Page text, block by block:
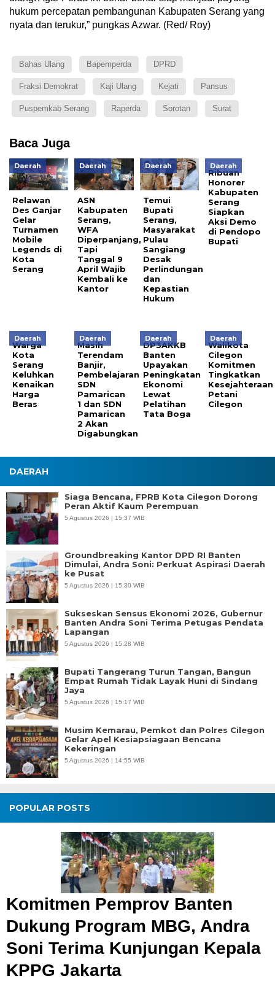
hukum percepatan pembangunan Kabupaten Serang yang
nyata dan terukur,” pungkas Azwar. (Red/ Roy)
Bahas Ulang Bapemperda DPRD
Fraksi Demokrat Kaji Ulang Kejati Pansus
Puspemkab Serang Raperda Sorotan Surat
Baca Juga
Daerah
Relawan
Des Ganjar
Gelar
Turnamen
Mobile
Legends di
Kota
Serang
Daerah
ASN
Kabupaten
Serang,
WFA
Diperpanjang,
Tapi
Tanggal 9
April Wajib
Kembali ke
Kantor
Daerah
Temui
Bupati
Serang,
Masyarakat
Pulau
Sangiang
Desak
Perlindungan
dan
Kepastian
Hukum
Daerah
Ribuan
Honorer
Kabupaten
Serang
Siapkan
Aksi Demo
di Pendopo
Bupati
Daerah
Warga
Kota
Serang
Keluhkan
Kenaikan
Harga
Beras
Daerah
Masih
Terendam
Banjir,
Pembelajaran
SDN
Pamarican
1 dan SDN
Pamarican
2 Akan
Digabungkan
Daerah
DP3AKKB
Banten
Upayakan
Peningkatan
Ekonomi
Lewat
Pelatihan
Tata Boga
Daerah
Walikota
Cilegon
Komitmen
Tingkatkan
Kesejahteraan
Petani
Cilegon
DAERAH
Siaga Bencana, FPRB Kota Cilegon Dorong
Peran Aktif Kaum Perempuan
5 Agustus 2026 | 15:37 WIB
Groundbreaking Kantor DPD RI Banten
Dimulai, Andra Soni: Perkuat Aspirasi Daerah
ke Pusat
5 Agustus 2026 | 15:30 WIB
Sukseskan Sensus Ekonomi 2026, Gubernur
Banten Andra Soni Terima Petugas Pendata
Lapangan
5 Agustus 2026 | 15:28 WIB
Bupati Tangerang Turun Tangan, Bangun
Empat Rumah Tidak Layak Huni di Sindang
Jaya
5 Agustus 2026 | 15:17 WIB
Musim Kemarau, Pemkot dan Polres Cilegon
Gelar Apel Kesiapsiagaan Bencana
Kekeringan
5 Agustus 2026 | 14:55 WIB
POPULAR POSTS
Komitmen Pemprov Banten
Dukung Program MBG, Andra
Soni Terima Kunjungan Kepala
KPPG Jakarta